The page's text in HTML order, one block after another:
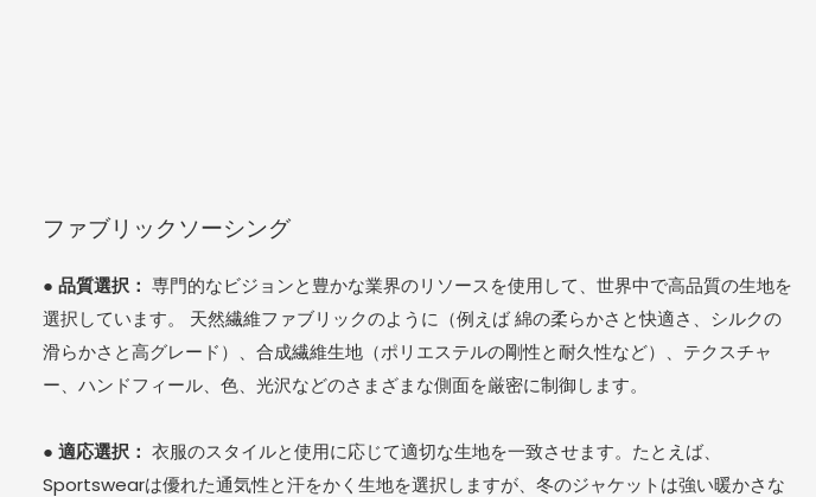
ファブリックソーシング
●品質選択：専門的なビジョンと豊かな業界のリソースを使用して、世界中で高品質の生地を
選択しています。 天然繊維ファブリックのように（例えば 綿の柔らかさと快適さ、シルクの
滑らかさと高グレード）、合成繊維生地（ポリエステルの剛性と耐久性など）、テクスチャ
ー、ハンドフィール、色、光沢などのさまざまな側面を厳密に制御します。
●適応選択：衣服のスタイルと使用に応じて適切な生地を一致させます。たとえば、
Sportswearは優れた通気性と汗をかく生地を選択しますが、冬のジャケットは強い暖かさな